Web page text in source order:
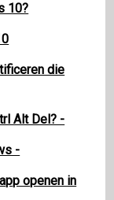
10?
die
Alt Del? -
-
openen in